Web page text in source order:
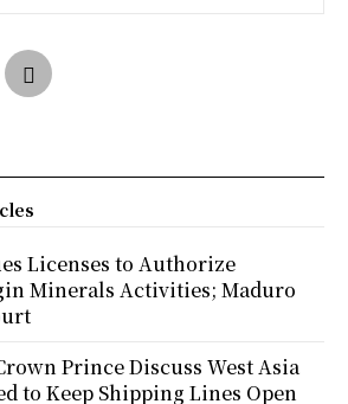
Licenses to Authorize
Minerals Activities; Maduro
Prince Discuss West Asia
to Keep Shipping Lines Open